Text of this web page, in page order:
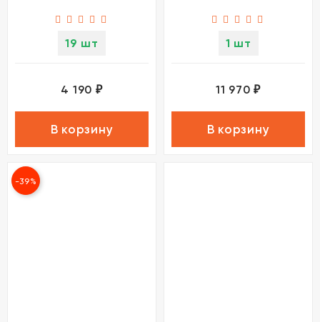
19 шт
4 190 ₽
В корзину
1 шт
11 970₽
В корзину
-39%